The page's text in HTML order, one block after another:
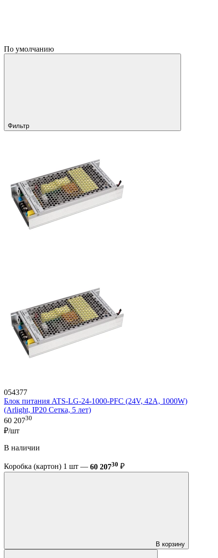
По умолчанию
Фильтр
054377
Блок питания ATS-LG-24-1000-PFC (24V, 42A, 1000W)
(Arlight, IP20 Сетка, 5 лет)
60 20730
₽/шт
В наличии
Коробка (картон) 1 шт — 60 20730 ₽
В корзину